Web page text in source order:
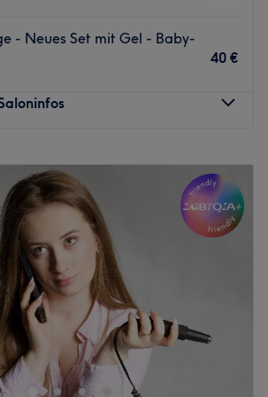
Salon gefällt:
sauber, entspannt.
alle Designs.
mit guter Anbindung an die
zur Salonansicht
- Neues Set mit Gel - Baby-
40 €
20:00
20:00
–20:00
20:00
Nägel zaubert dir das Team von
in Berlin, Steglitz. Hier verwöhnt man
Mani- und Pediküre, sowie vielen
an Nagelmodellagen und